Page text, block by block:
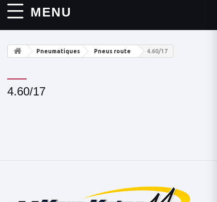
MENU
Pneumatiques Pneus route 4.60/17
4.60/17